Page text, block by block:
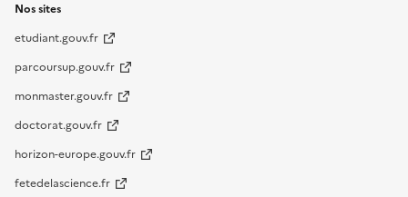
Nos sites
etudiant.gouv.fr
parcoursup.gouv.fr
monmaster.gouv.fr
doctorat.gouv.fr
horizon-europe.gouv.fr
fetedelascience.fr